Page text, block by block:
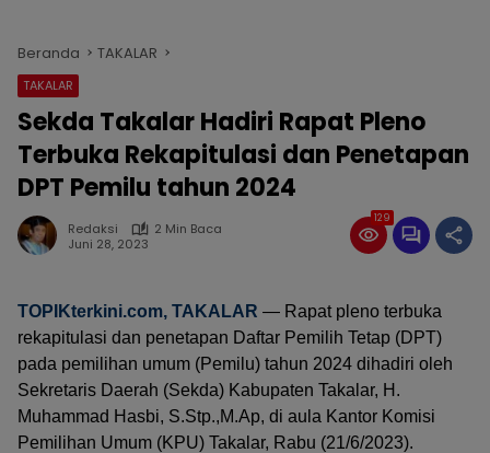
Beranda TAKALAR
TAKALAR
Sekda Takalar Hadiri Rapat Pleno
Terbuka Rekapitulasi dan Penetapan
DPT Pemilu tahun 2024
Redaksi
2 Min Baca
Juni 28, 2023
129
TOPIKterkini.com, TAKALAR — Rapat pleno terbuka
rekapitulasi dan penetapan Daftar Pemilih Tetap (DPT)
pada pemilihan umum (Pemilu) tahun 2024 dihadiri oleh
Sekretaris Daerah (Sekda) Kabupaten Takalar, H.
Muhammad Hasbi, S.Stp.,M.Ap, di aula Kantor Komisi
Pemilihan Umum (KPU) Takalar, Rabu (21/6/2023).